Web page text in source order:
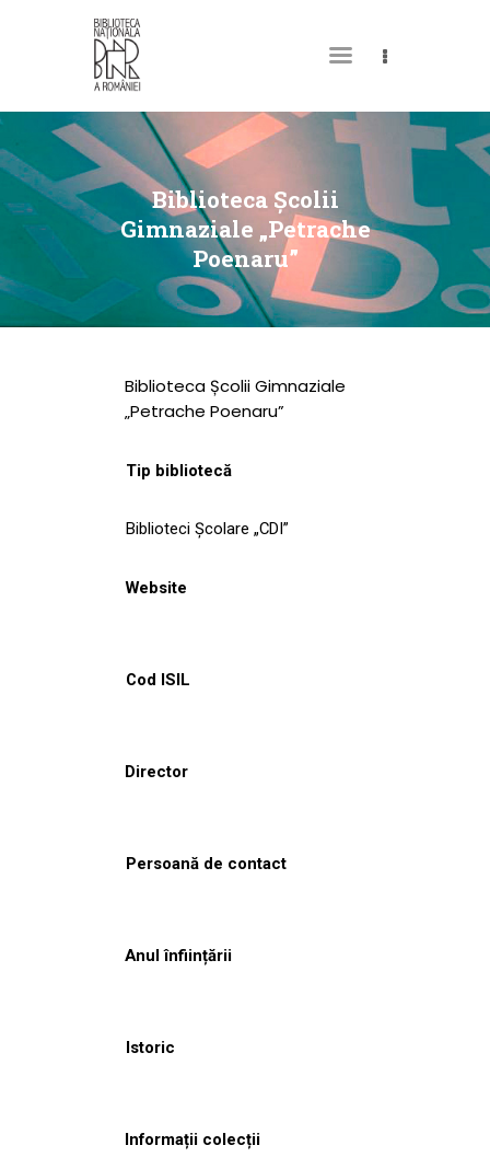
Biblioteca Școlii
Gimnaziale „Petrache
Poenaru”
DESPRE NOI
PERMISUL MEU DE
BIBLIOTECĂ
CATALOAGE ȘI
COLECȚII
BIBLIOTECA DIGITALĂ
EVENIMENTE
CULTURALE
NOUTĂȚI
Biblioteca Școlii Gimnaziale
„Petrache Poenaru”
Tip bibliotecă
Biblioteci Școlare „CDI”
Website
Cod ISIL
Director
Persoană de contact
Anul înființării
Istoric
Informații colecții